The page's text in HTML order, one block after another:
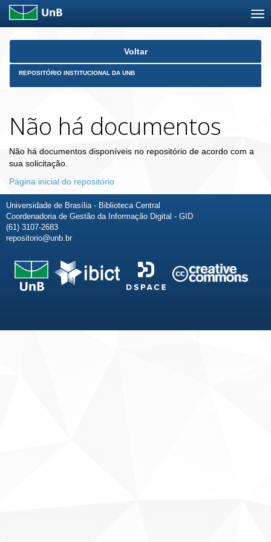
Skip
Voltar
REPOSITÓRIO INSTITUCIONAL DA UNB
Não há documentos
Não há documentos disponíveis no repositório de acordo com a
sua solicitação.
Página inicial do repositório
Universidade de Brasília - Biblioteca Central
Coordenadoria de Gestão da Informação Digital - GID
(61) 3107-2683
repositorio@unb.br